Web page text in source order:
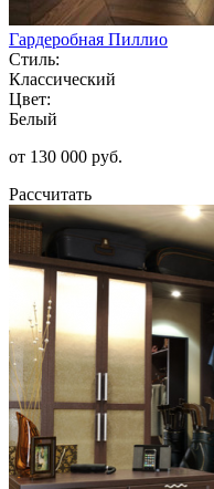
Гардеробная Пиллио
Стиль:
Классический
Цвет:
Белый
от 130 000 руб.
Рассчитать